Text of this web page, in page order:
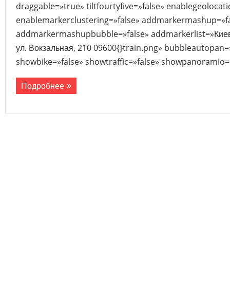
draggable=»true» tiltfourtyfive=»false»
enablemarkerclustering=»false»
addmarkermashupbubble=»false»
ул. Вокзальная, 210 09600{}train.png»
showbike=»false» showtraffic=»false»
Подробнее